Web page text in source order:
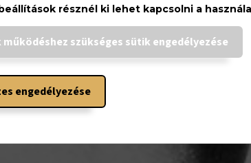
résznél ki lehet kapcsolni a
működéshez szükséges sütik engedélyezése
engedélyezése